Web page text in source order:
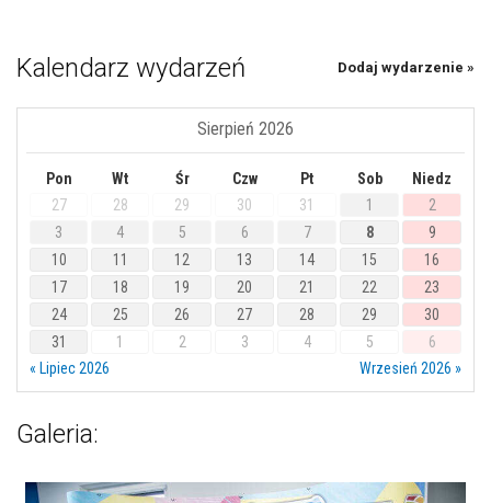
Kalendarz wydarzeń Dodaj wydarzenie »
Sierpień 2026
Pon Wt Śr Czw Pt Sob
Niedz
27
28 29 30 31 1
2
3
4 5 6 7 8
9
10
11 12 13 14 15
16
17
18 19 20 21 22
23
24
25 26 27 28 29
30
31
1 2 3 4 5
6
« Lipiec 2026
Wrzesień 2026 »
Galeria: